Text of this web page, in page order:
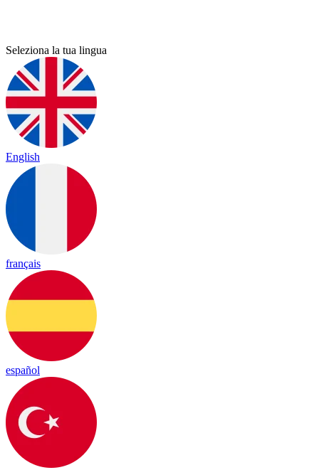
Seleziona la tua lingua
English
français
español